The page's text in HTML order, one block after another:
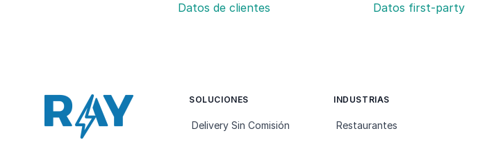
Datos de clientes Datos first-party
SOLUCIONES
Delivery Sin Comisión
INDUSTRIAS
Restaurantes